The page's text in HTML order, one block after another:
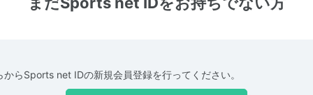
からSports net IDの新規会員登録を行ってください。